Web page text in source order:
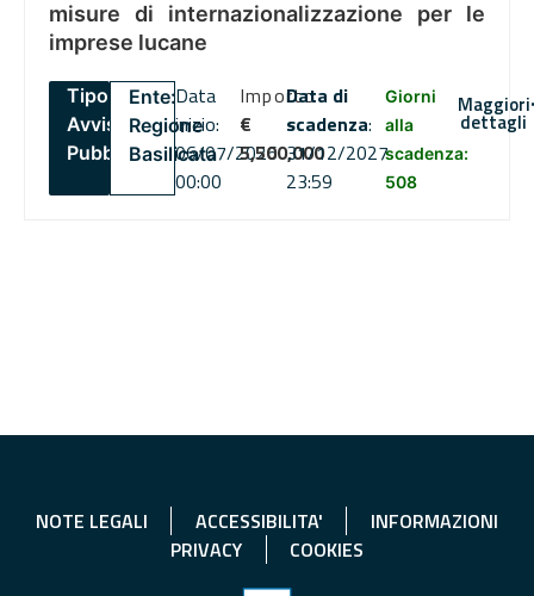
misure di internazionalizzazione per le
imprese lucane
Tipo:
Avviso
Pubblico
Ente:
Regione
Basilicata
Data
inizio:
06/07/2026
00:00
Importo
€
5,500,000
Data di
scadenza:
31/12/2027
23:59
Giorni
alla
scadenza:
508
Maggiori
dettagli
NOTE LEGALI ACCESSIBILITA'
INFORMAZIONI
PRIVACY
COOKIES